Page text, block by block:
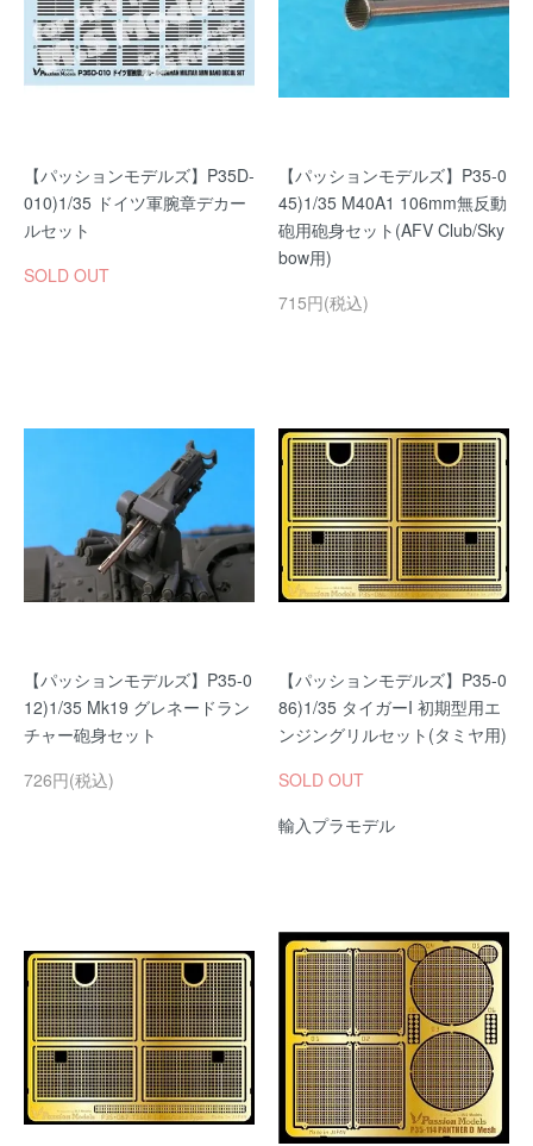
【パッションモデルズ】P35D-
010)1/35 ドイツ軍腕章デカー
ルセット
SOLD OUT
【パッションモデルズ】P35-0
45)1/35 M40A1 106mm無反動
砲用砲身セット(AFV Club/Sky
bow用)
715円(税込)
【パッションモデルズ】P35-0
12)1/35 Mk19 グレネードラン
チャー砲身セット
726円(税込)
【パッションモデルズ】P35-0
86)1/35 タイガーI 初期型用エ
ンジングリルセット(タミヤ用)
SOLD OUT
輸入プラモデル